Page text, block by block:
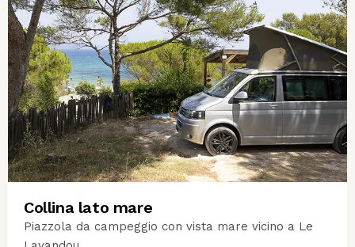
Collina lato mare
Piazzola da campeggio con vista mare vicino a Le